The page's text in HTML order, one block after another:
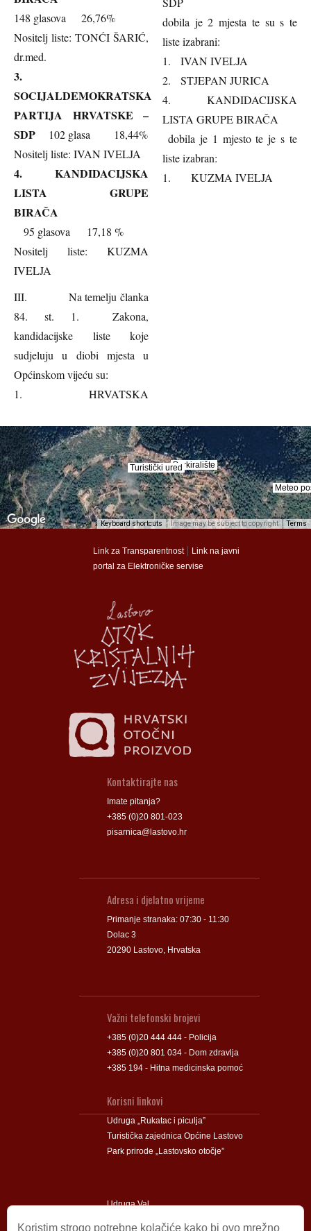
148 glasova 26,76%
Nositelj liste: TONĆI ŠARIĆ,
dr.med.
3.
SOCIJALDEMOKRATSKA
PARTIJA HRVATSKE –
SDP 102 glasa 18,44%
Nositelj liste: IVAN IVELJA
4. KANDIDACIJSKA
LISTA GRUPE
BIRAČA
95 glasova 17,18 %
Nositelj liste: KUZMA
IVELJA
III. Na temelju članka
84. st. 1. Zakona,
kandidacijske liste koje
sudjeluju u diobi mjesta u
Općinskom vijeću su:
1. HRVATSKA
dobila je 2 mjesta te su s te
liste izabrani:
1. IVAN IVELJA
2. STJEPAN JURICA
4. KANDIDACIJSKA
LISTA GRUPE BIRAČA
dobila je 1 mjesto te je s te
liste izabran:
1. KUZMA IVELJA
Meteo
Turistički uredParkiralište
Groblje
Meteo
Turistički uredParkiralište
Groblje
Keyboard shortcuts Image may be subject to copyright Terms
Link za Transparentnost| Link na javni
portal za Elektroničke servise
Kontaktirajte nas
Imate pitanja?
+385 (0)20 801-023
pisarnica@lastovo.hr
Adresa i djelatno vrijeme
Primanje stranaka: 07:30 - 11:30
Dolac 3
20290 Lastovo, Hrvatska
Važni telefonski brojevi
+385 (0)20 444 444 - Policija
+385 (0)20 801 034 - Dom zdravlja
+385 194 - Hitna medicinska pomoć
Korisni linkovi
Udruga „Rukatac i piculja”
Turistička zajednica Općine Lastovo
Park prirode „Lastovsko otočje”
Udruga Val
Koristim strogo potrebne kolačiće kako bi ovo mrežno